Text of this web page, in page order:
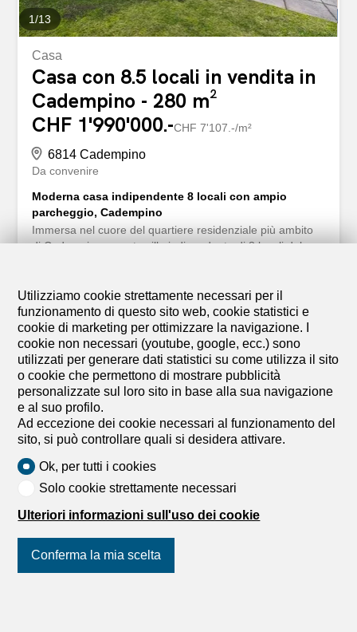
1/13
Casa
Casa con 8.5 locali in vendita in
Cadempino - 280 m²
CHF 1'990'000.-CHF 7'107.-/m²
6814 Cadempino
Da convenire
Moderna casa indipendente 8 locali con ampio
parcheggio, Cadempino
Immersa nel cuore del quartiere residenziale più ambito
di Cadempino, questa villa indipendente di 8 locali del
riservatezza e comfort raffinato si fondono in un’armonia
perfetta. La rara combinazione di ampi spazi interni,
posizione riservata e vicinanza ai principali servizi rende
questa proprietà la scelta ideale per chi aspira a un
equilibrio perfetto tra comfort e praticità quotidiana.
Internamente, la disposizione degli ambienti è pensata
per rispondere alle esigenze di famiglie, coppie o di chi
desidera lavorare da casa. Le cinque camere da letto
offrono versatilità e privacy, mentre i quattro bagni (tre
completi più un servizio ospiti) garantiscono il massimo
cucine funzionali, ideali per vivere momenti di qualità
insieme ai propri cari. Ogni dettaglio esprime eccellenza:
1/13
Villetta singola
Utilizziamo cookie strettamente necessari per il
funzionamento di questo sito web, cookie statistici e
cookie di marketing per ottimizzare la navigazione. I
cookie non necessari (youtube, google, ecc.) sono
utilizzati per generare dati statistici su come utilizza il sito
o cookie che permettono di mostrare pubblicità
personalizzate sul loro sito in base alla sua navigazione
e al suo profilo.
Ad eccezione dei cookie necessari al funzionamento del
sito, si può controllare quali si desidera attivare.
Ok, per tutti i cookies
Solo cookie strettamente necessari
Ulteriori informazioni sull'uso dei cookie
Conferma la mia scelta